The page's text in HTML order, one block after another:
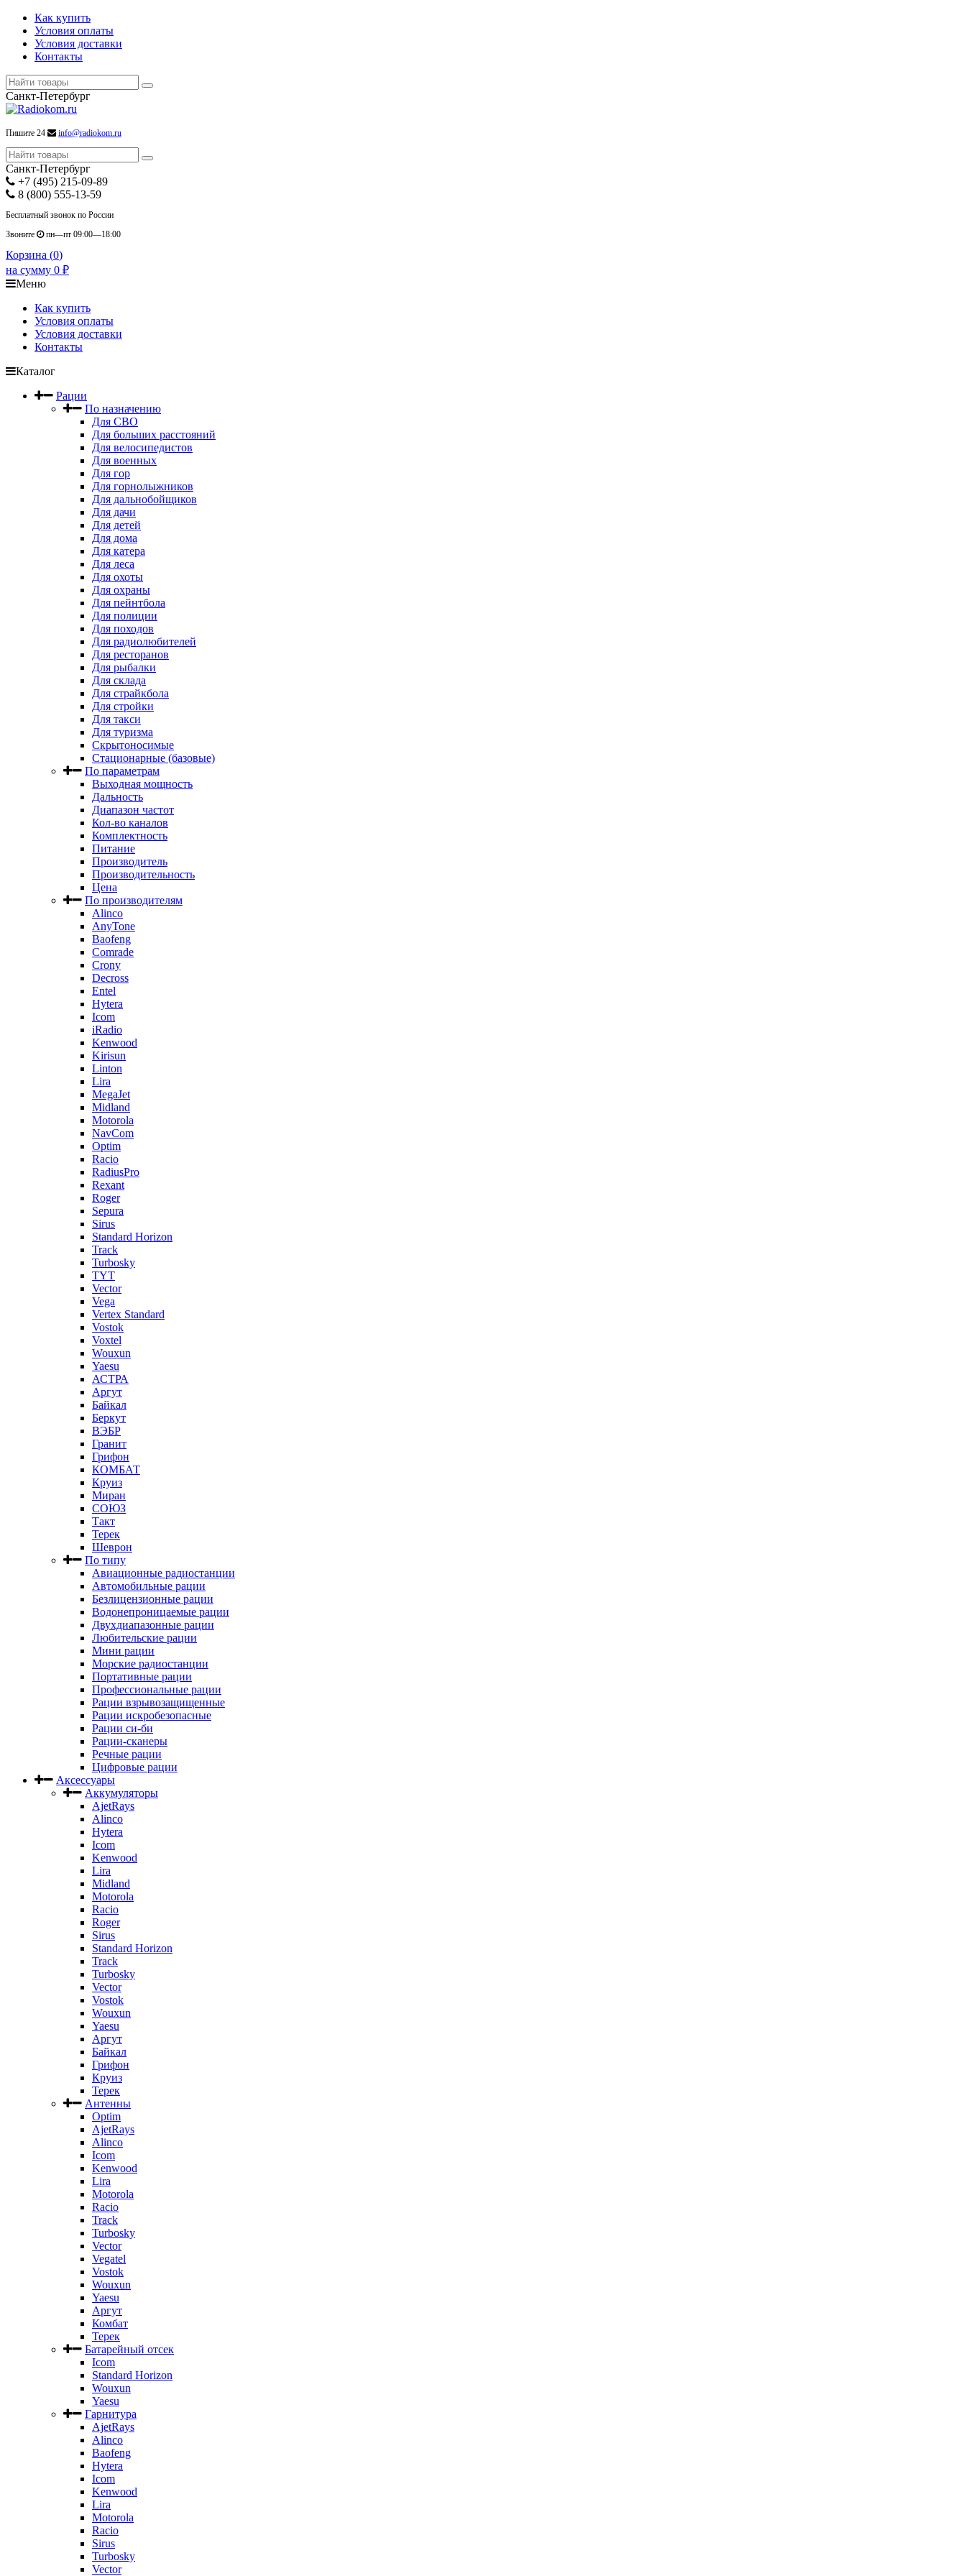
Как купить
Условия оплаты
Условия доставки
Контакты
Санкт-Петербург
Пишите 24 info@radiokom.ru
Санкт-Петербург
+7 (495) 215-09-89
8 (800) 555-13-59
Бесплатный звонок по России
Звоните
пн—пт 09:00—18:00
Корзина (0)
на сумму 0 ₽
Меню
Как купить
Условия оплаты
Условия доставки
Контакты
Каталог
Рации
По назначению
Для СВО
Для больших расстояний
Для велосипедистов
Для военных
Для гор
Для горнолыжников
Для дальнобойщиков
Для дачи
Для детей
Для дома
Для катера
Для леса
Для охоты
Для охраны
Для пейнтбола
Для полиции
Для походов
Для радиолюбителей
Для ресторанов
Для рыбалки
Для склада
Для страйкбола
Для стройки
Для такси
Для туризма
Скрытоносимые
Стационарные (базовые)
По параметрам
Выходная мощность
Дальность
Диапазон частот
Кол-во каналов
Комплектность
Питание
Производитель
Производительность
Цена
По производителям
Alinco
AnyTone
Baofeng
Comrade
Crony
Decross
Entel
Hytera
Icom
iRadio
Kenwood
Kirisun
Linton
Lira
MegaJet
Midland
Motorola
NavCom
Optim
Racio
RadiusPro
Rexant
Roger
Sepura
Sirus
Standard Horizon
Track
Turbosky
TYT
Vector
Vega
Vertex Standard
Vostok
Voxtel
Wouxun
Yaesu
АСТРА
Аргут
Байкал
Беркут
ВЭБР
Гранит
Грифон
КОМБАТ
Круиз
Миран
СОЮЗ
Такт
Терек
Шеврон
По типу
Авиационные радиостанции
Автомобильные рации
Безлицензионные рации
Водонепроницаемые рации
Двухдиапазонные рации
Любительские рации
Мини рации
Морские радиостанции
Портативные рации
Профессиональные рации
Рации взрывозащищенные
Рации искробезопасные
Рации си-би
Рации-сканеры
Речные рации
Цифровые рации
Аксессуары
Аккумуляторы
AjetRays
Alinco
Hytera
Icom
Kenwood
Lira
Midland
Motorola
Racio
Roger
Sirus
Standard Horizon
Track
Turbosky
Vector
Vostok
Wouxun
Yaesu
Аргут
Байкал
Грифон
Круиз
Терек
Антенны
Optim
AjetRays
Alinco
Icom
Kenwood
Lira
Motorola
Racio
Track
Turbosky
Vector
Vegatel
Vostok
Wouxun
Yaesu
Аргут
Комбат
Терек
Батарейный отсек
Icom
Standard Horizon
Wouxun
Yaesu
Гарнитура
AjetRays
Alinco
Baofeng
Hytera
Icom
Kenwood
Lira
Motorola
Racio
Sirus
Turbosky
Vector